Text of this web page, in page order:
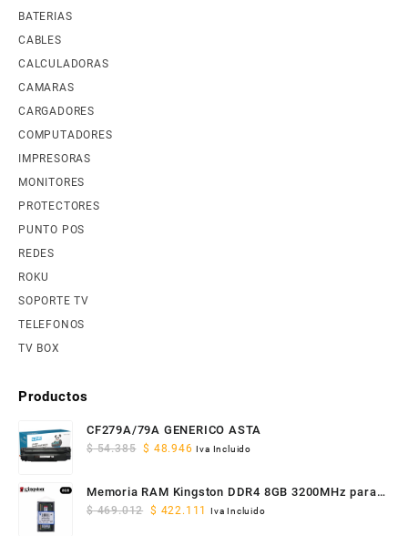
BATERIAS
CABLES
CALCULADORAS
CAMARAS
CARGADORES
COMPUTADORES
IMPRESORAS
MONITORES
PROTECTORES
PUNTO POS
REDES
ROKU
SOPORTE TV
TELEFONOS
TV BOX
Productos
CF279A/79A GENERICO ASTA
$54.385 Original
was:
$ 54.385.
$ 48.946Current
$ 48.946.
Iva Incluido
Memoria RAM Kingston DDR4 8GB 3200MHz para
Portátil SODIMM
$469.012 Original
$ 422.111 Current
Iva Incluido